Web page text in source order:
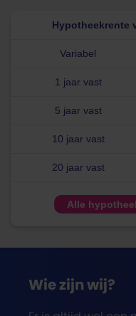
Hypotheekrente
Variabel
1 jaar vast
5 jaar vast
10 jaar vast
20 jaar vast
Alle
Wie zijn wij?